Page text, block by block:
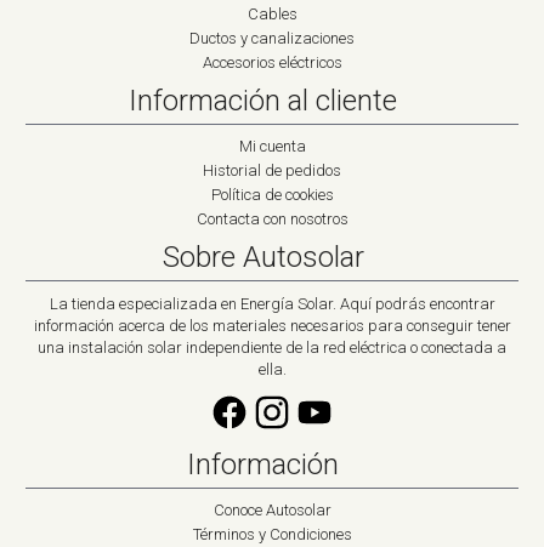
Cables
Ductos y canalizaciones
Accesorios eléctricos
Información al cliente
Mi cuenta
Historial de pedidos
Política de cookies
Contacta con nosotros
Sobre Autosolar
La tienda especializada en Energía Solar. Aquí podrás encontrar
información acerca de los materiales necesarios para conseguir tener
una instalación solar independiente de la red eléctrica o conectada a
ella.
Información
Conoce Autosolar
Términos y Condiciones